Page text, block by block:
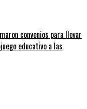
convenios para llevar
educativo a las